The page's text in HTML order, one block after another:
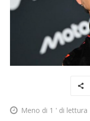
Meno di 1 ' di lettura